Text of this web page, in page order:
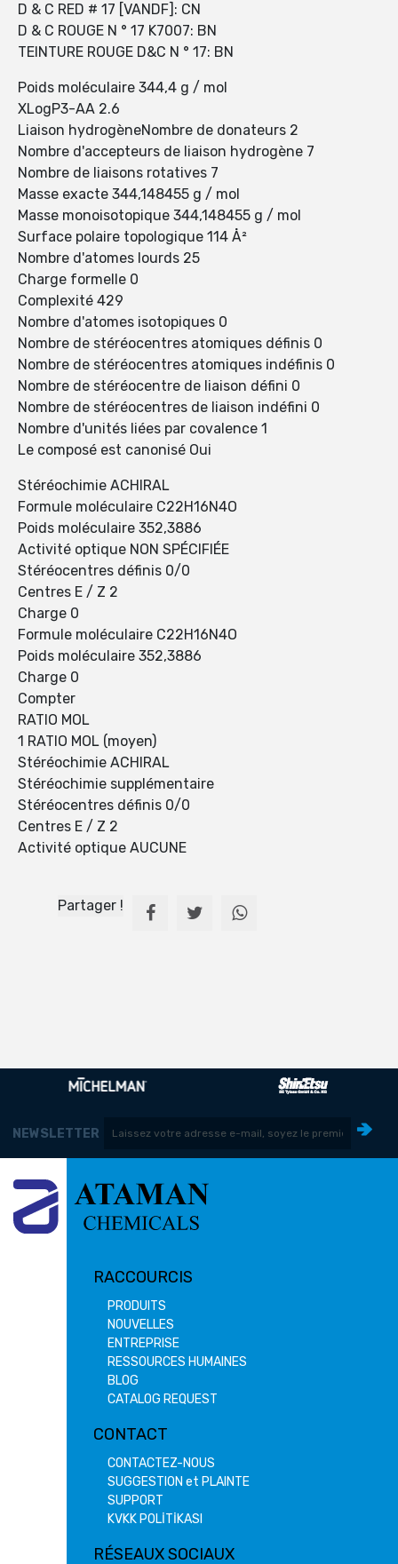
D & C RED # 17 [VANDF]: CN
D & C ROUGE N ° 17 K7007: BN
TEINTURE ROUGE D&C N ° 17: BN
Poids moléculaire 344,4 g / mol
XLogP3-AA 2.6
Liaison hydrogèneNombre de donateurs 2
Nombre d'accepteurs de liaison hydrogène 7
Nombre de liaisons rotatives 7
Masse exacte 344,148455 g / mol
Masse monoisotopique 344,148455 g / mol
Surface polaire topologique 114 Å²
Nombre d'atomes lourds 25
Charge formelle 0
Complexité 429
Nombre d'atomes isotopiques 0
Nombre de stéréocentres atomiques définis 0
Nombre de stéréocentres atomiques indéfinis 0
Nombre de stéréocentre de liaison défini 0
Nombre de stéréocentres de liaison indéfini 0
Nombre d'unités liées par covalence 1
Le composé est canonisé Oui
Stéréochimie ACHIRAL
Formule moléculaire C22H16N4O
Poids moléculaire 352,3886
Activité optique NON SPÉCIFIÉE
Stéréocentres définis 0/0
Centres E / Z 2
Charge 0
Formule moléculaire C22H16N4O
Poids moléculaire 352,3886
Charge 0
Compter
RATIO MOL
1 RATIO MOL (moyen)
Stéréochimie ACHIRAL
Stéréochimie supplémentaire
Stéréocentres définis 0/0
Centres E / Z 2
Activité optique AUCUNE
Partager !
NEWSLETTER
RACCOURCIS
PRODUITS
NOUVELLES
ENTREPRISE
RESSOURCES HUMAINES
BLOG
CATALOG REQUEST
CONTACT
CONTACTEZ-NOUS
SUGGESTION et PLAINTE
SUPPORT
KVKK POLİTİKASI
RÉSEAUX SOCIAUX